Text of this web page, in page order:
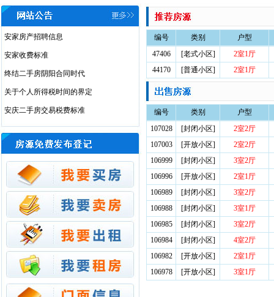
安家房产招聘信息
安家收费标准
终结二手房阴阳合同时代
关于个人所得税时间的界定
安庆二手房交易税费标准
编号 类别
户型
47406
[老式小区]
2室1厅
44170
[普通小区] 2室1厅
编号 类别
户型
107028
[封闭小区]
2室2厅
107003
[开放小区]
2室2厅
106999
[封闭小区]
3室2厅
106996
[开放小区]
2室1厅
106989
[封闭小区]
3室2厅
106988
[封闭小区]
3室1厅
106985
[封闭小区]
3室2厅
106984
[封闭小区]
4室2厅
106982
[开放小区]
2室1厅
106978
[开放小区] 3室1厅